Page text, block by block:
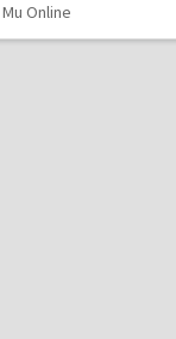
Mu Online